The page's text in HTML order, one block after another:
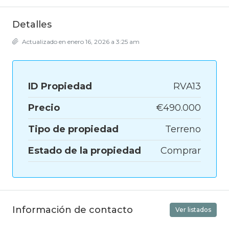
Detalles
Actualizado en enero 16, 2026 a 3:25 am
ID Propiedad
RVA13
Precio
€490.000
Tipo de propiedad
Terreno
Estado de la propiedad
Comprar
Información de contacto Ver listados